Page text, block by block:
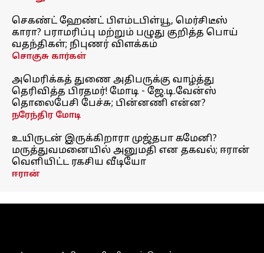
செகண்ட் ஹேண்ட் பிஎம்டபிள்யூ, மெர்சிடீஸ்
காரா? பராமரிப்பு மற்றும் பழுது குறித்த பொய்
வதந்திகள்; நிபுணர் விளக்கம்
சொகுசு கார்கள்
அமெரிக்கத் துணை அதிபருக்கு வாழ்த்து
தெரிவித்த பிரதமர்! மோடி - ஜே.டி.வேன்ஸ்
தொலைபேசி பேச்சு; பின்னணி என்ன?
நரேந்திர மோடி
உயிருடன் இருக்கிறாரா முஜ்தபா கமேனி?
மருத்துவமனையில் அனுமதி என தகவல்; ஈரான்
வெளியிட்ட ரகசிய வீடியோ
ஈரான்